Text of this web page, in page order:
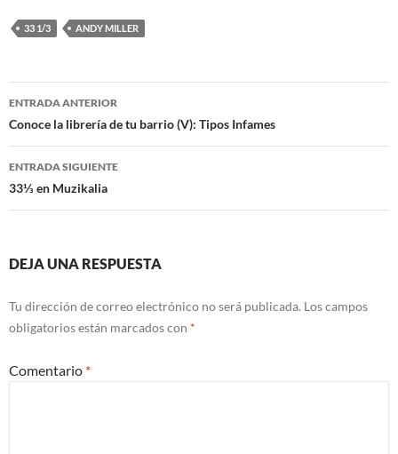
33 1/3 ANDY MILLER
Navegación
de
entradas
ENTRADA ANTERIOR
Conoce la librería de tu barrio (V): Tipos Infames
ENTRADA SIGUIENTE
33⅓ en Muzikalia
DEJA UNA RESPUESTA
Tu dirección de correo electrónico no será publicada. Los campos
obligatorios están marcados con *
Comentario *